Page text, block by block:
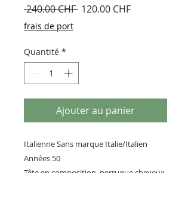
240.00 CHF Prix
120.00 CHFPrix
frais de port
Quantité *
Ajouter au panier
Italienne Sans marque Italie/Italien
Années 50
Tête en composition, perruque cheveux